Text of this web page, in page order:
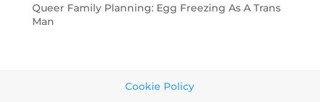
Queer Family Planning: Egg Freezing As A Trans
Man
Cookie Policy